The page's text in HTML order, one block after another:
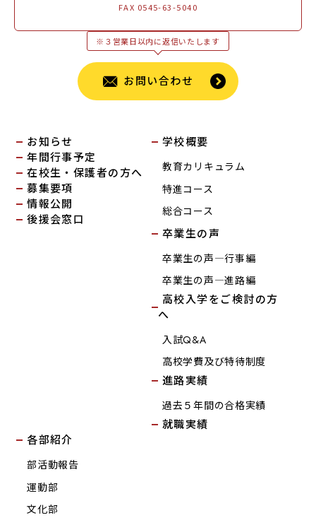
FAX 0545-63-5040
※３営業日以内に返信いたします
お問い合わせ
お知らせ
年間行事予定
在校生・保護者の方へ
募集要項
情報公開
後援会窓口
学校概要
教育カリキュラム
特進コース
総合コース
卒業生の声
卒業生の声―行事編
卒業生の声―進路編
高校入学をご検討の方
へ
入試Q&A
高校学費及び特待制度
進路実績
過去５年間の合格実績
就職実績
各部紹介
部活動報告
運動部
文化部